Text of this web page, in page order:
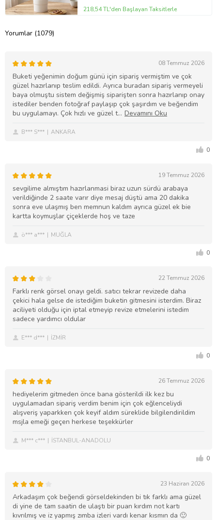
218,54 TL'den Başlayan Taksitlerle
Yorumlar (1079)
08 Temmuz 2026
Buketi yeğenimin doğum günü için sipariş vermiştim ve çok
güzel hazırlanıp teslim edildi. Ayrıca buradan sipariş vermeyeli
baya olmuştu sistem değişmiş siparişten sonra hazırlanıp onay
istediler benden fotoğraf paylaşıp çok şaşırdım ve beğendim
bu uygulamayı. Çok hızlı ve güzel t
B*** S*** ANKARA
0
19 Temmuz 2026
sevgilime almıştım hazırlanmasi biraz uzun sürdü arabaya
verildiğinde 2 saate varır diye mesaj düştü ama 20 dakika
sonra eve ulaşmış ben memnun kaldım ayrıca güzel ek bie
kartta koymuşlar çiçeklerde hoş ve taze
ö*** a*** MUĞLA
0
22 Temmuz 2026
Farklı renk görsel onayı geldi. satıcı tekrar revizede daha
çekici hala gelse de istediğim buketin gitmesini isterdim. Biraz
aciliyeti olduğu için iptal etmeyip revize etmelerini istedim
sadece yardımcı oldular
E*** d*** İZMİR
0
26 Temmuz 2026
hediyelerim gitmeden önce bana gösterildi ilk kez bu
uygulamadan sipariş verdim benim için çok eğlenceliydi
alışveriş yaparkken çok keyif aldım süreklide bilgilendirildim
msjla emeği geçen herkese teşekkürler
M*** c*** İSTANBUL-ANADOLU
0
23 Haziran 2026
Arkadaşım çok beğendi görseldekinden bi tık farklı ama güzel
di yine de tam saatin de ulaştı bir puan kırdım not kartı
kıvrılmış ve iz yapmış zımba izleri vardı kenar kısmın da 🙂